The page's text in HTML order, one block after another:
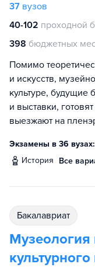
37 вузов
40-102 проходной
398 бюджетных
Помимо
и искусств,
культуре, будущие
и выставки,
выезжают на
Экзамены в 36 вузах:
история
Все
бакалавриат
Музеология